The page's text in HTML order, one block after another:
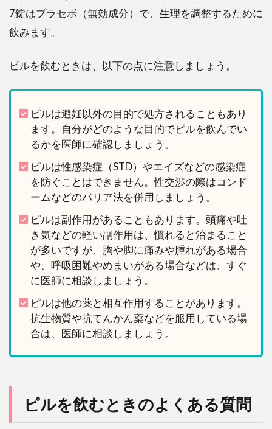
7錠はプラセボ（無効成分）で、生理を調整するために
飲みます。
ピルを飲むときは、以下の点に注意しましょう。
ピルは避妊以外の目的で処方されることもあり
ます。自分がどのような目的でピルを飲んでい
るかを医師に確認しましょう。
ピルは性感染症（STD）やエイズなどの感染症
を防ぐことはできません。性交渉の際はコンド
ームなどのバリア法を併用しましょう。
ピルは副作用があることもあります。頭痛や吐
き気などの軽い副作用は、慣れると治まること
が多いですが、胸や脚に痛みや腫れがある場合
や、呼吸困難やめまいがある場合などは、すぐ
に医師に相談しましょう。
ピルは他の薬と相互作用することがあります。
抗生物質や抗てんかん薬などを服用している場
合は、医師に相談しましょう。
ピルを飲むときのよくある質問